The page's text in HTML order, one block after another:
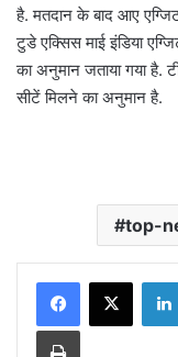
है. मतदान के बाद आए
टुडे एक्सिस माई इंडिया
का अनुमान जताया गया है.
सीटें मिलने का अनुमान है.
top-
Print